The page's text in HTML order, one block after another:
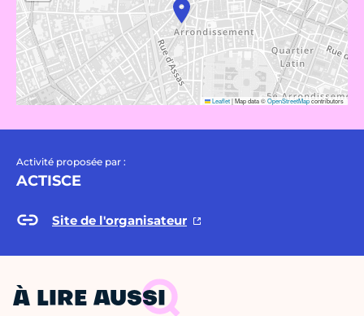
Leaflet|Map data ©OpenStreetMapcontributors
Activité proposée par :
ACTISCE
Site de l'organisateur
À LIRE AUSSI